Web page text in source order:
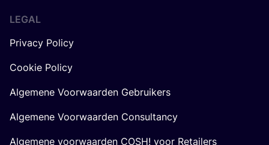
LEGAL
Privacy Policy
Cookie Policy
Algemene Voorwaarden Gebruikers
Algemene Voorwaarden Consultancy
Algemene voorwaarden COSH! voor Retailers